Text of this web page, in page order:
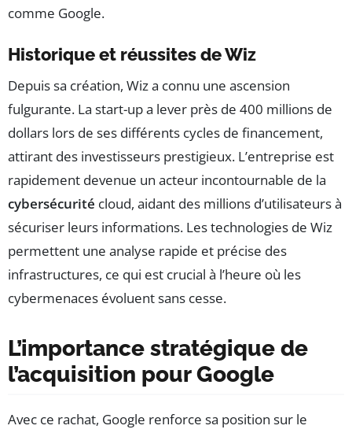
comme Google.
Historique et réussites de Wiz
Depuis sa création, Wiz a connu une ascension
fulgurante. La start-up a lever près de 400 millions de
dollars lors de ses différents cycles de financement,
attirant des investisseurs prestigieux. L’entreprise est
rapidement devenue un acteur incontournable de la
cybersécurité cloud, aidant des millions d’utilisateurs à
sécuriser leurs informations. Les technologies de Wiz
permettent une analyse rapide et précise des
infrastructures, ce qui est crucial à l’heure où les
cybermenaces évoluent sans cesse.
L’importance stratégique de
l’acquisition pour Google
Avec ce rachat, Google renforce sa position sur le